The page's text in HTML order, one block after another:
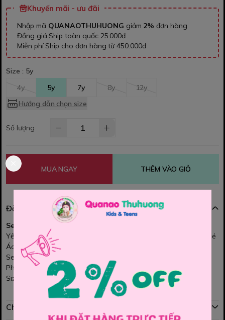
Khuyến mãi - ưu đãi
Nhập mã QUANAOTHUHUONG giảm 2% đơn hàng
Đồng giá Ship toàn quốc 25.000đ
Miễn phí Ship cho đơn hàng từ 450.000đ
Size : 5y
4y
5y 7y 8y
12y
Hướng dẫn chọn size
Số lượng
MUA NGAY THÊM VÀO GIỎ
Đặc điểm nổi bật
Set yếm jean, áo kem GRWM
Yếm jean form xinh, chất jean mềm nhẹ, mặc lên thoải mái cho bé
Áo kem GRWM phối cùng tạo cảm giác nhẹ nhàng, dễ thương
Set phù hợp cho bé đi chơi, dạo phố hay đi học đều xinh
Phong cách đơn giản, dễ phối phụ kiện, bé diện là cưng liền
Size : 110 , 120 , 130 , 140 , 150
Chính sách mua hàng